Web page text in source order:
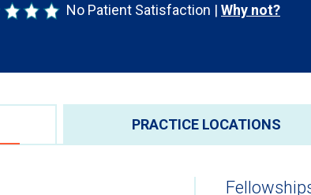
No Patient Satisfaction Why not?
PRACTICE LOCATIONS